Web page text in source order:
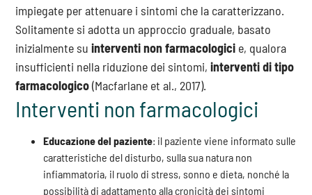
impiegate per attenuare i sintomi che la caratterizzano.
Solitamente si adotta un approccio graduale, basato
inizialmente suinterventi non farmacologici e, qualora
insufficienti nella riduzione dei sintomi,interventi di tipo
farmacologico(Macfarlane et al., 2017).
Interventi non farmacologici
Educazione del paziente: il paziente viene informato sulle
caratteristiche del disturbo, sulla sua natura non
infiammatoria, il ruolo di stress, sonno e dieta, nonché la
possibilità di adattamento alla cronicità dei sintomi